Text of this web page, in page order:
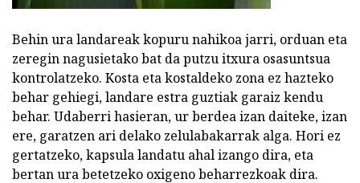
Behin ura landareak kopuru nahikoa jarri, orduan eta
zeregin nagusietako bat da putzu itxura osasuntsua
kontrolatzeko. Kosta eta kostaldeko zona ez hazteko
behar gehiegi, landare estra guztiak garaiz kendu
behar. Udaberri hasieran, ur berdea izan daiteke, izan
ere, garatzen ari delako zelulabakarrak alga. Hori ez
gertatzeko, kapsula landatu ahal izango dira, eta
bertan ura betetzeko oxigeno beharrezkoak dira.